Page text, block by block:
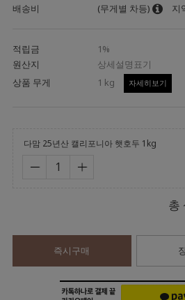
배송비
(무게별 차등) 지
적립금
1%
원산지
상세설명표기
상품 무게
1 kg 자세히보기
다맘 25년산 캘리포니아 햇호두 1kg
총
즉시구매